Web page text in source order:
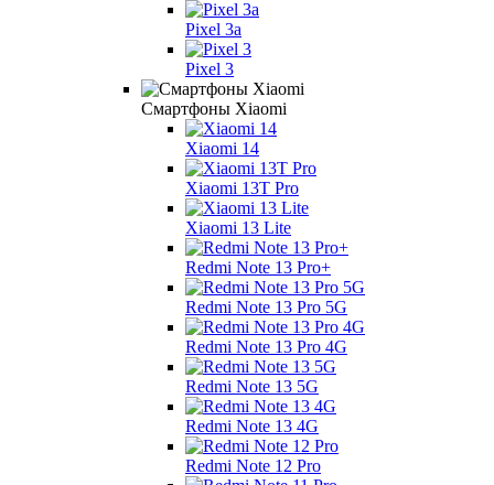
Pixel 3a
Pixel 3
Смартфоны Xiaomi
Xiaomi 14
Xiaomi 13T Pro
Xiaomi 13 Lite
Redmi Note 13 Pro+
Redmi Note 13 Pro 5G
Redmi Note 13 Pro 4G
Redmi Note 13 5G
Redmi Note 13 4G
Redmi Note 12 Pro